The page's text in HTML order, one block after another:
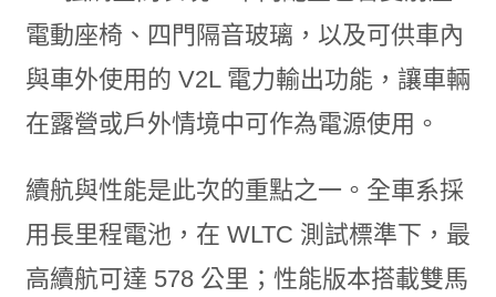
電動座椅、四門隔音玻璃，以及可供車內
與車外使用的 V2L 電力輸出功能，讓車輛
在露營或戶外情境中可作為電源使用。
續航與性能是此次的重點之一。全車系採
用長里程電池，在 WLTC 測試標準下，最
高續航可達 578 公里；性能版本搭載雙馬